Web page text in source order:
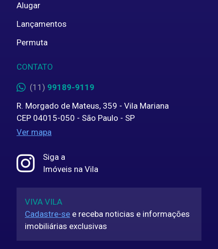
Alugar
Lançamentos
Permuta
CONTATO
(11) 99189-9119
R. Morgado de Mateus, 359 - Vila Mariana
CEP 04015-050 - São Paulo - SP
Ver mapa
Siga a
Imóveis na Vila
VIVA VILA
Cadastre-se e receba noticias e informações
imobiliárias exclusivas